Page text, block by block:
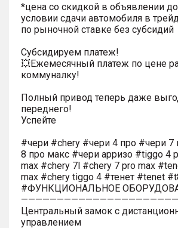
*цена со скидкой в объявлении
условии сдачи автомобиля в
по рыночной ставке без субсидий
Субсидируем платеж!
💥Ежемесячный платеж по цене
коммуналку!
Полный привод теперь даже
переднего!
Успейте
#чери #chery #чери 4 про #чери 7
8 про макс #чери арризо #tiggo 4
max #chery 7l #chery 7 pro max
max #chery tiggo 4 #тенет #tenet
#ФУНКЦИОНАЛЬНОЕ
Центральный замок с
управлением